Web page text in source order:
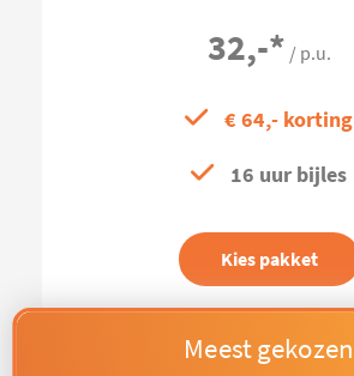
32,-* / p.u.
€ 64,- korting
16 uur bijles
Kies pakket